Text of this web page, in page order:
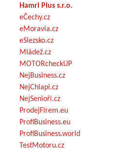
Hamri Plus s.r.o.
eČechy.cz
eMoravia.cz
eSlezsko.cz
Mládež.cz
MOTORcheckUP
NejBusiness.cz
NejChlapi.cz
NejSenioři.cz
ProdejFirem.eu
ProfiBusiness.eu
ProfiBusiness.world
TestMotoru.cz